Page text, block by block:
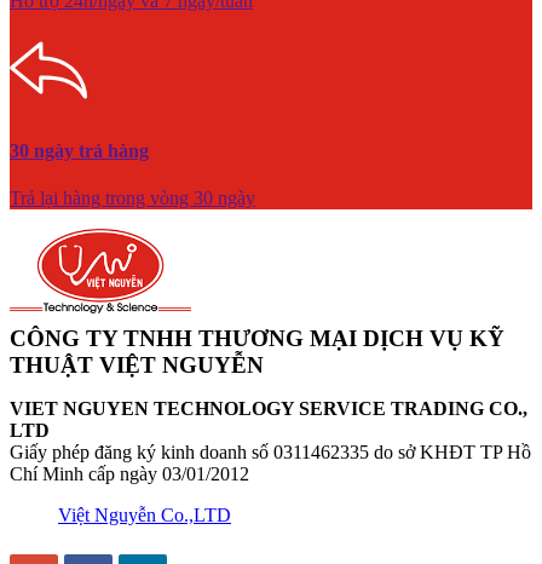
30 ngày trả hàng
Trả lại hàng trong vòng 30 ngày
CÔNG TY TNHH THƯƠNG MẠI DỊCH VỤ KỸ
THUẬT VIỆT NGUYỄN
VIET NGUYEN TECHNOLOGY SERVICE TRADING CO.,
LTD
Giấy phép đăng ký kinh doanh số 0311462335 do sở KHĐT TP Hồ
Chí Minh cấp ngày 03/01/2012
Việt Nguyễn Co.,LTD